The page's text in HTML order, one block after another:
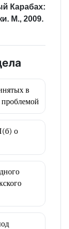
Карабах:
М., 2009.
в
проблемой
о